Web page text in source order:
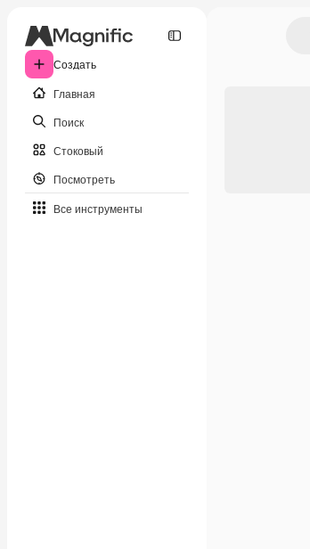
Создать
Главная
Поиск
Стоковый
Посмотреть
Все инструменты